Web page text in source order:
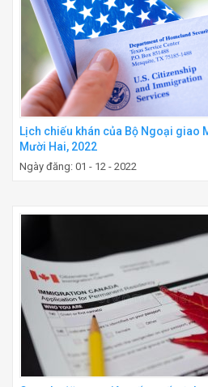
Lịch chiếu khán của Bộ Ngoại giao
Mười Hai, 2022
Ngày đăng: 01 - 12 - 2022